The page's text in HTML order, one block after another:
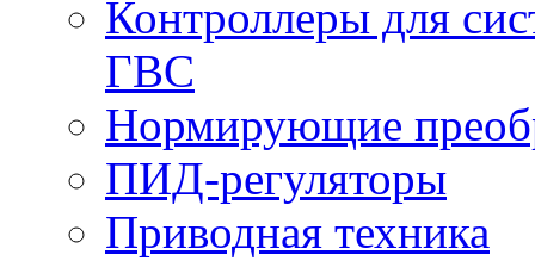
Контроллеры для
ГВС
Нормирующие
ПИД-регуляторы
Приводная техника